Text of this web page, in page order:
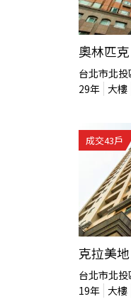
奧林匹克
台北市北
29年 大樓
成交43戶
克拉美地
台北市北
19年 大樓